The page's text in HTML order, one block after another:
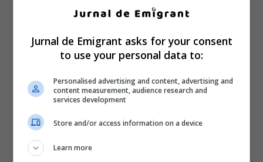
Jurnal de Emigrant asks for your consent
to use your personal data to:
Personalised advertising and content, advertising and
content measurement, audience research and
services development
Store and/or access information on a device
Learn more